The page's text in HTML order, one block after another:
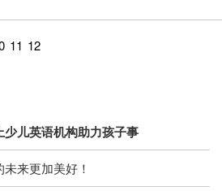
11 12
儿英语机构助力孩子事
来更加美好！